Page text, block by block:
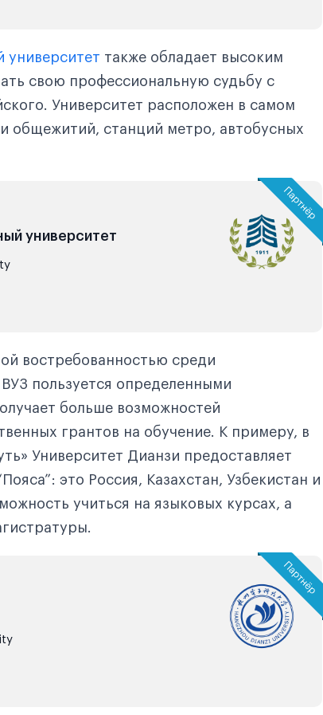
также обладает высоким
свою профессиональную судьбу с
Университет расположен в самом
общежитий, станций метро, автобусных
университет
востребованностью среди
пользуется определенными
больше возможностей
грантов на обучение. К примеру, в
Университет Дианзи предоставляет
это Россия, Казахстан, Узбекистан и
учиться на языковых курсах, а